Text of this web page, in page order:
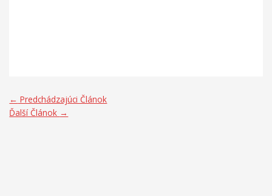
← Predchádzajúci Článok
Ďalší Článok →